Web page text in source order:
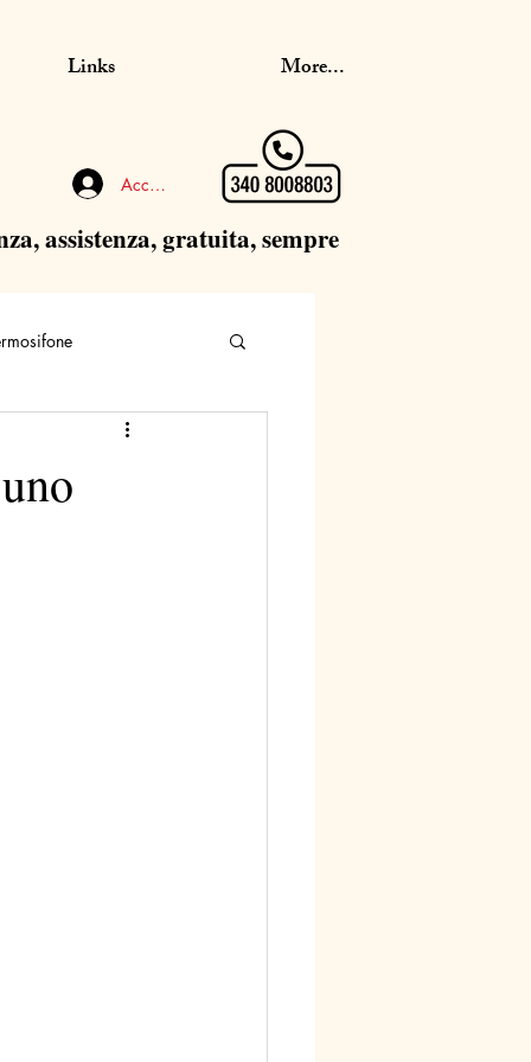
Links More...
Accedi
assistenza, gratuita, sempre